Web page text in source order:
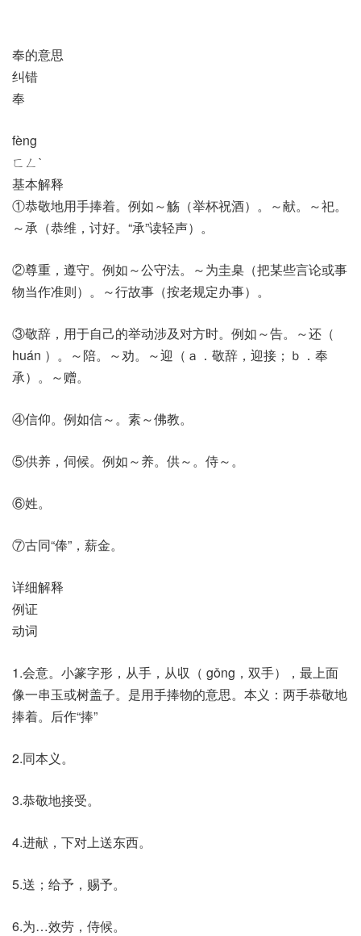
奉的意思
纠错
奉
fèng
ㄈㄥˋ
基本解释
①恭敬地用手捧着。例如～觞（举杯祝酒）。～献。～祀。
～承（恭维，讨好。“承”读轻声）。
②尊重，遵守。例如～公守法。～为圭臬（把某些言论或事
物当作准则）。～行故事（按老规定办事）。
③敬辞，用于自己的举动涉及对方时。例如～告。～还（
huán ）。～陪。～劝。～迎（ａ．敬辞，迎接；ｂ．奉
承）。～赠。
④信仰。例如信～。素～佛教。
⑤供养，伺候。例如～养。供～。侍～。
⑥姓。
⑦古同“俸”，薪金。
详细解释
例证
动词
1.会意。小篆字形，从手，从収（ gǒng，双手），最上面
像一串玉或树盖子。是用手捧物的意思。本义：两手恭敬地
捧着。后作“捧”
2.同本义。
3.恭敬地接受。
4.进献，下对上送东西。
5.送；给予，赐予。
6.为…效劳，侍候。